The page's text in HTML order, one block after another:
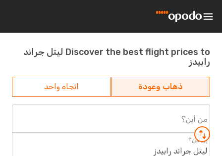
Discover the best flight prices to ليتل جراند
رابيدز
ذهاب وعودة اتجاه واحد
من أين؟
إلى أين؟
ليتل جراند رابيدز